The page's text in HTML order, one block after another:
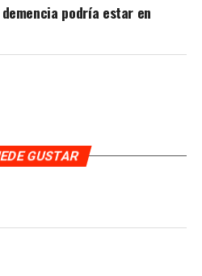
podría estar en
GUSTAR